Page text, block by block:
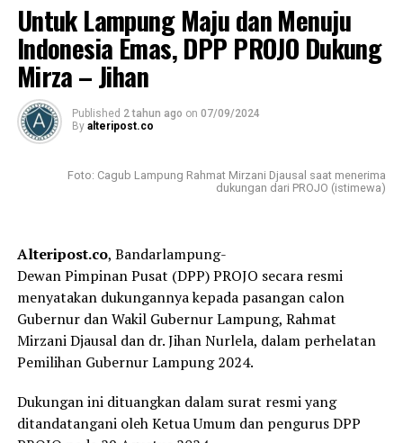
“Iya cuma seminggu saja, setelah itu langsung pulang.
Karena tidak bisa juga lama-lama,” klaimnya.
Dia juga mengakui tidak memiliki izin dari Sekprov
Fahrizal Darminto dan gubernur. Namun, telah meminta
izin secara lisan kepada Plt Kepala Dinas Perkebunan,
Jabuk.
“Saya izin ke Pak Jabuk. Kalau ke Pak Sekda kan pasti
tidak diizinkan urusan seperti itu. Artinya beliau banyak
Dia juga mengakui tidak mengajukan cuti selama di luar
negeri. “Saya izin ngomong sama pak kadis. Sebetulnya
saya bisa izin cuti karena alasan penting,” tuturnya.
Sementara itu, Selasa (18/01/2022), saat dikonfirmasi
ulang perihal dirinya memberikan izin lisan kepada
Kadisbun Lampung Jabuk tidak merespon. Padahal awak
media telah memberikan ruang agar berita berimbang
Untuk Lampung Maju dan Menuju
Indonesia Emas, DPP PROJO Dukung
Mirza – Jihan
Published 2 tahun ago on 07/09/2024
By alteripost.co
Foto: Cagub Lampung Rahmat Mirzani Djausal saat menerima
dukungan dari PROJO (istimewa)
Alteripost.co, Bandarlampung-
Dewan Pimpinan Pusat (DPP) PROJO secara resmi
menyatakan dukungannya kepada pasangan calon
Gubernur dan Wakil Gubernur Lampung, Rahmat
Mirzani Djausal dan dr. Jihan Nurlela, dalam perhelatan
Pemilihan Gubernur Lampung 2024.
Dukungan ini dituangkan dalam surat resmi yang
ditandatangani oleh Ketua Umum dan pengurus DPP